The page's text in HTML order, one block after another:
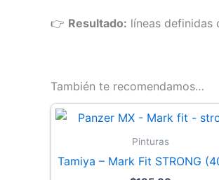
👉 Resultado: líneas definidas
También te recomendamos…
Pinturas
Tamiya – Mark Fit STRONG